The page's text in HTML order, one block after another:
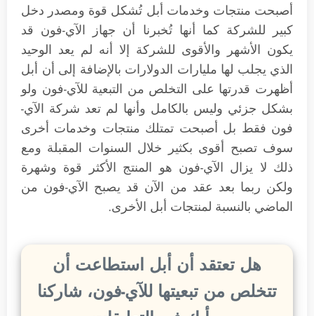
أصبحت منتجات وخدمات أبل تُشكل قوة ومصدر دخل
كبير للشركة كما أنها تُخبرنا أن جهاز الآي-فون قد
يكون الأشهر والأقوى للشركة إلا أنه لم يعد الوحيد
الذي يجلب لها مليارات الدولارات بالإضافة إلى أن أبل
أظهرت قدرتها على التخلص من التبعية للآي-فون ولو
بشكل جزئي وليس بالكامل وأنها لم تعد شركة الآي-
فون فقط بل أصبحت تمتلك منتجات وخدمات أخرى
سوف تصبح أقوى بكثير خلال السنوات المقبلة ومع
ذلك لا يزال الآي-فون هو المنتج الأكثر قوة وشهرة
ولكن ربما بعد عقد من الآن قد يصبح الآي-فون من
الماضي بالنسبة لمنتجات أبل الأخرى.
هل تعتقد أن أبل استطاعت أن
تتخلص من تبعيتها للآي-فون، شاركنا